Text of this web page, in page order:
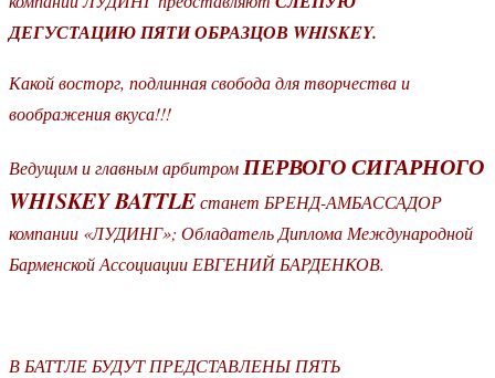
ДЕГУСТАЦИЮ ПЯТИ ОБРАЗЦОВ WHISKEY.
Какой восторг, подлинная свобода для творчества и
воображения вкуса!!!
Ведущим и главным арбитромПЕРВОГО СИГАРНОГО
WHISKEY BATTLEстанет БРЕНД-АМБАССАДОР
компании «ЛУДИНГ»; Обладатель Диплома Международной
Барменской Ассоциации ЕВГЕНИЙ БАРДЕНКОВ.
В БАТТЛЕ БУДУТ ПРЕДСТАВЛЕНЫ ПЯТЬ